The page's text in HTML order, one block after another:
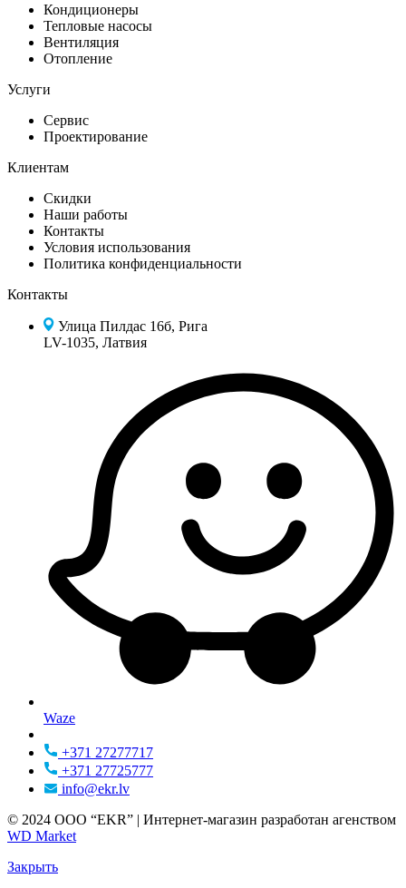
Кондиционеры
Тепловые насосы
Вентиляция
Отопление
Услуги
Сервис
Проектирование
Клиентам
Скидки
Наши работы
Контакты
Условия использования
Политика конфиденциальности
Контакты
Улица Пилдас 16б, Рига
LV-1035, Латвия
Waze
+371 27277717
+371 27725777
info@ekr.lv
© 2024 ООО “EKR” | Интернет-магазин разработан агенством
WD Market
Закрыть